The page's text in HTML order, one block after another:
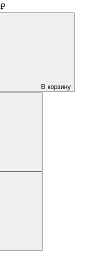
₽
В корзину